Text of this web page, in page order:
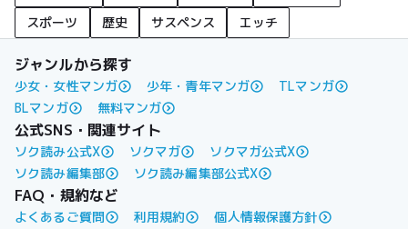
スポーツ
歴史 サスペンス エッチ
ジャンルから探す
少女・女性マンガ 少年・青年マンガ
TLマンガ
BLマンガ
無料マンガ
公式SNS・関連サイト
ソク読み公式X ソクマガ
ソクマガ公式X
ソク読み編集部
ソク読み編集部公式X
FAQ・規約など
よくあるご質問 利用規約
個人情報保護方針